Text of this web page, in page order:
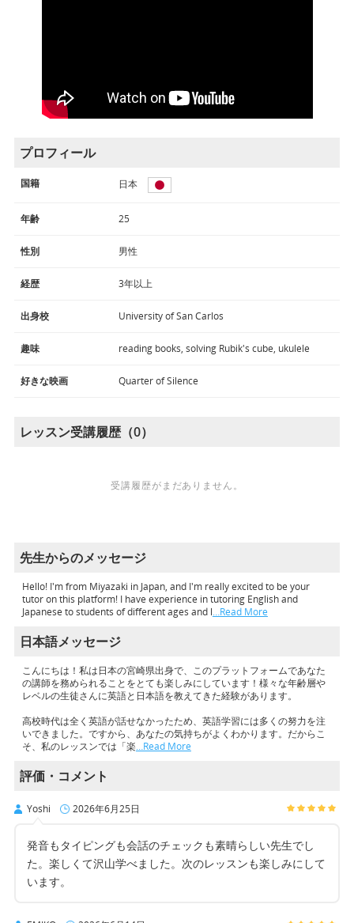
プロフィール
国籍 日本
年齢 25
性別 男性
経歴 3年以上
出身校 University of San Carlos
趣味 reading books, solving Rubik's cube, ukulele
好きな映画 Quarter of Silence
レッスン受講履歴（0）
受講履歴がまだありません。
先生からのメッセージ
Hello! I'm from Miyazaki in Japan, and I'm really excited to be your
tutor on this platform! I have experience in tutoring English and
Japanese to students of different ages and l…Read More
日本語メッセージ
こんにちは！私は日本の宮崎県出身で、このプラットフォームであなた
の講師を務められることをとても楽しみにしています！様々な年齢層や
レベルの生徒さんに英語と日本語を教えてきた経験があります。
高校時代は全く英語が話せなかったため、英語学習には多くの努力を注
いできました。ですから、あなたの気持ちがよくわかります。だからこ
そ、私のレッスンでは「楽…Read More
評価・コメント
Yoshi 2026年6月25日
発音もタイピングも会話のチェックも素晴らしい先生でし
た。楽しくて沢山学べました。次のレッスンも楽しみにして
います。